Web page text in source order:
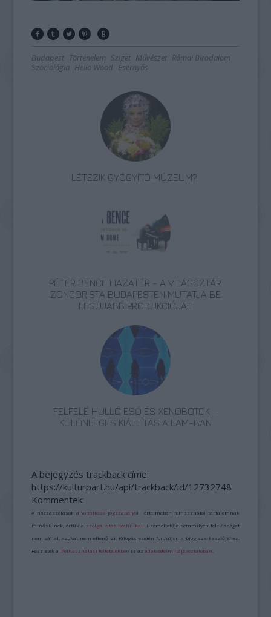
Budapest Történelem Sziget Művészet Római Birodalom
Szociológia Hello Wood Esernyős
LÉTEZIK GYÓGYÍTÓ MÚZEUM?!
PÉTER BENCE HAZATÉR - A VILÁGSZTÁR
ZONGORISTA BUDAPESTEN MUTATJA BE
LEGÚJABB PRODUKCIÓJÁT
FELFELÉ HULLÓ ESŐ ÉS XENOBOTOK –
KÜLÖNLEGES KIÁLLÍTÁS A LAM-BAN
A bejegyzés trackback címe:
https://kulturpart.hu/api/trackback/id/12732748
Kommentek:
A hozzászólások avonatkozó jogszabályok értelmében felhasználói tartalomnak
minősülnek, értük a szolgáltatás technikai üzemeltetője semmilyen felelősséget
nem vállal, azokat nem ellenőrzi. Kifogás esetén forduljon a blog szerkesztőjéhez.
Részletek a Felhasználási feltételekben és azadatvédelmi tájékoztatóban